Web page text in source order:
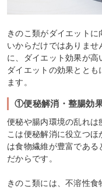
きのこ類がダイエット
いからだけではありま
に、ダイエット効果が高
ダイエットの効果とと
ます。
①便秘解消・整腸効
便秘や腸内環境の乱れ
こは便秘解消に役立つほ
は食物繊維が豊富であ
だからです。
きのこ類には、不溶性